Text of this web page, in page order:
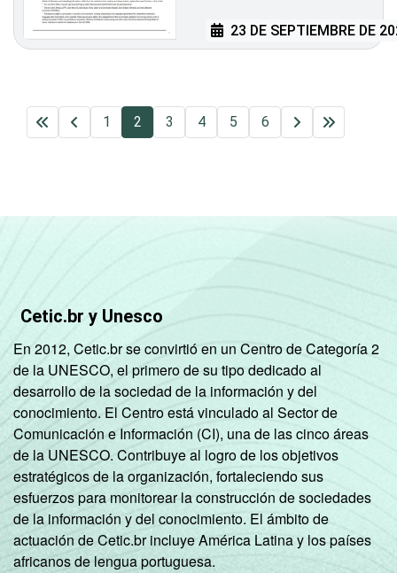
23 DE SEPTIEMBRE DE
1 2 3 4 5 6
Cetic.br y Unesco
En 2012, Cetic.br se convirtió en un Centro de Categoría 2
de la UNESCO, el primero de su tipo dedicado al
desarrollo de la sociedad de la información y del
conocimiento. El Centro está vinculado al Sector de
Comunicación e Información (CI), una de las cinco áreas
de la UNESCO. Contribuye al logro de los objetivos
estratégicos de la organización, fortaleciendo sus
esfuerzos para monitorear la construcción de sociedades
de la información y del conocimiento. El ámbito de
actuación de Cetic.br incluye América Latina y los países
africanos de lengua portuguesa.